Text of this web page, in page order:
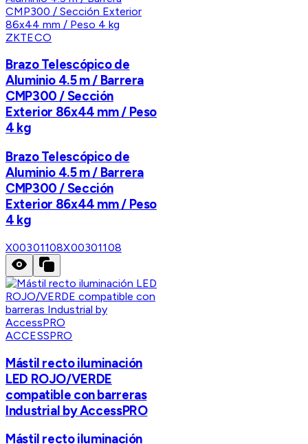
ZKTECO
Brazo Telescópico de
Aluminio 4.5 m / Barrera
CMP300 / Sección
Exterior 86x44 mm / Peso
4 kg
Brazo Telescópico de
Aluminio 4.5 m / Barrera
CMP300 / Sección
Exterior 86x44 mm / Peso
4 kg
X00301108X00301108
ACCESSPRO
Mástil recto iluminación
LED ROJO/VERDE
compatible con barreras
Industrial by AccessPRO
Mástil recto iluminación